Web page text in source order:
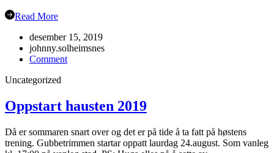
Read More
desember 15, 2019
johnny.solheimsnes
Commenton
Uncategorized
Oppstart hausten 2019
Då er sommaren snart over og det er på tide å ta fatt på høstens
trening. Gubbetrimmen startar oppatt laurdag 24.august. Som vanleg